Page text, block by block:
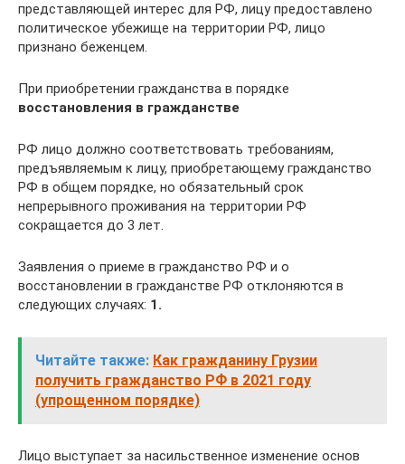
представляющей интерес для РФ, лицу предоставлено
политическое убежище на территории РФ, лицо
признано беженцем.
При приобретении гражданства в порядке
восстановления в гражданстве
РФ лицо должно соответствовать требованиям,
предъявляемым к лицу, приобретающему гражданство
РФ в общем порядке, но обязательный срок
непрерывного проживания на территории РФ
сокращается до 3 лет.
Заявления о приеме в гражданство РФ и о
восстановлении в гражданстве РФ отклоняются в
следующих случаях: 1.
Читайте также: Как гражданину Грузии
получить гражданство РФ в 2021 году
(упрощенном порядке)
Лицо выступает за насильственное изменение основ